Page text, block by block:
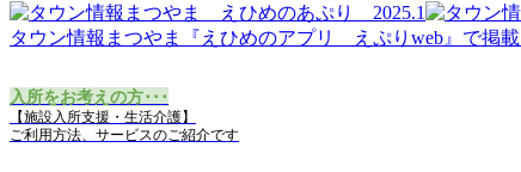
タウン情報まつやま『えひめのアプリ えぷりweb』で掲
入所をお考えの方･･･
【施設入所支援・生活介護】
ご利用方法、サービスのご紹介です